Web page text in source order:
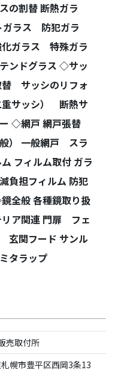
の割替 断熱ガラ
ラス 防犯ガラ
ガラス 特殊ガラ
ドグラス ◇サッ
サッシのリフォ
サッシ） 断熱サ
◇網戸 網戸張替
） 一般網戸 スラ
フィルム取付 ガラ
負担フィルム 防犯
全般 各種鏡取り扱
ア関連 門扉 フェ
関フード サンル
タラップ
売取付所
幌市豊平区西岡3条13